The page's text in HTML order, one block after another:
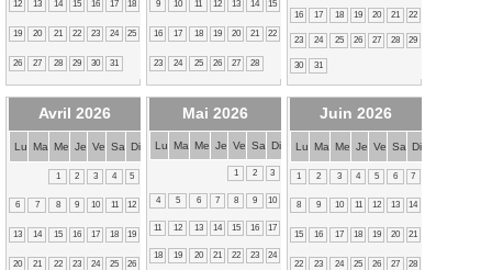
12 13 14 15 16 17 18
19 20 21 22 23 24 25
26 27 28 29 30 31
9 10 11 12 13 14 15
16 17 18 19 20 21 22
23 24 25 26 27 28
16 17 18 19 20 21 22
23 24 25 26 27 28 29
30 31
Avril 2026
Lu Ma Me Je Ve Sa Di
1 2 3 4 5
6 7 8 9 10 11 12
13 14 15 16 17 18 19
20 21 22 23 24 25 26
Mai 2026
Lu Ma Me Je Ve Sa Di
1 2 3
4 5 6 7 8 9 10
11 12 13 14 15 16 17
18 19 20 21 22 23 24
Juin 2026
Lu Ma Me Je Ve Sa Di
1 2 3 4 5 6 7
8 9 10 11 12 13 14
15 16 17 18 19 20 21
22 23 24 25 26 27 28